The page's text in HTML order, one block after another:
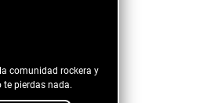
comunidad rockera y
te pierdas nada.
Let It Burn (...